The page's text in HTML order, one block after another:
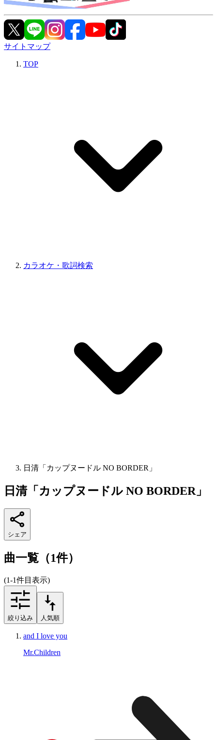
サイトマップ
TOP
カラオケ・歌詞検索
日清「カップヌードル NO BORDER」
日清「カップヌードル NO BORDER」
シェア
曲一覧（1件）
(1-1件目表示)
絞り込み 人気順
and I love you
Mr.Children